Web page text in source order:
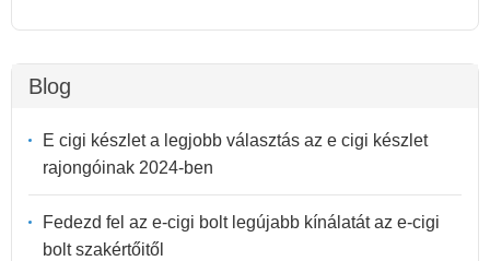
Blog
E cigi készlet a legjobb választás az e cigi készlet
rajongóinak 2024-ben
Fedezd fel az e-cigi bolt legújabb kínálatát az e-cigi
bolt szakértőitől